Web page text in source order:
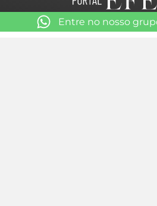
Entre no nosso